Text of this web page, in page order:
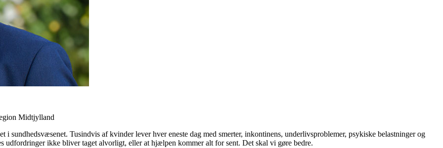
Midtjylland
sundhedsvæsenet. Tusindvis af kvinder lever hver eneste dag med smerter, inkontinens, underlivsproblemer, psykiske belastninger og
udfordringer ikke bliver taget alvorligt, eller at hjælpen kommer alt for sent. Det skal vi gøre bedre.